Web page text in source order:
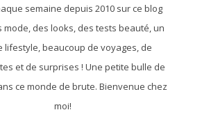
semaine depuis 2010 sur ce blog
mode, des looks, des tests beauté, un
lifestyle, beaucoup de voyages, de
et de surprises ! Une petite bulle de
ce monde de brute. Bienvenue chez
moi!